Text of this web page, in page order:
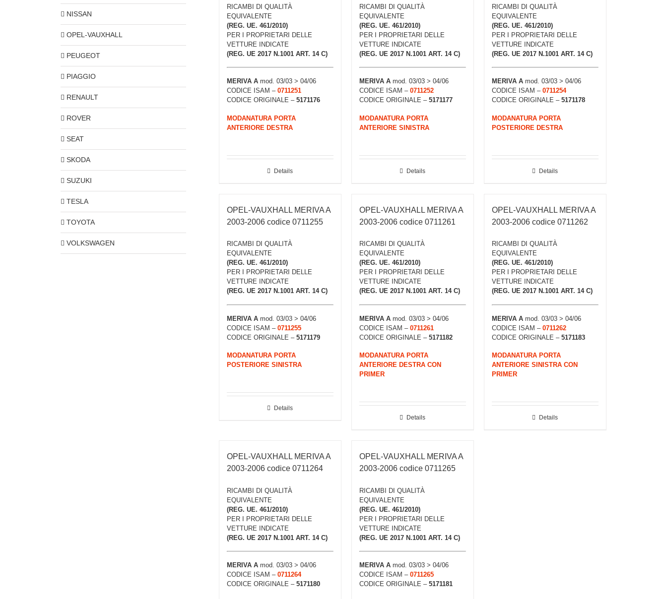
RICAMBI DI QUALITÀ
EQUIVALENTE
(REG. UE. 461/2010)
PER I PROPRIETARI DELLE
VETTURE INDICATE
(REG. UE 2017 N.1001 ART. 14 C)
MERIVA A mod. 03/03 > 04/06
CODICE ISAM – 0711251
CODICE ORIGINALE – 5171176
MODANATURA PORTA
ANTERIORE DESTRA
Details
RICAMBI DI QUALITÀ
EQUIVALENTE
(REG. UE. 461/2010)
PER I PROPRIETARI DELLE
VETTURE INDICATE
(REG. UE 2017 N.1001 ART. 14 C)
MERIVA A mod. 03/03 > 04/06
CODICE ISAM – 0711252
CODICE ORIGINALE – 5171177
MODANATURA PORTA
ANTERIORE SINISTRA
Details
RICAMBI DI QUALITÀ
EQUIVALENTE
(REG. UE. 461/2010)
PER I PROPRIETARI DELLE
VETTURE INDICATE
(REG. UE 2017 N.1001 ART. 14 C)
MERIVA A mod. 03/03 > 04/06
CODICE ISAM – 0711254
CODICE ORIGINALE – 5171178
MODANATURA PORTA
POSTERIORE DESTRA
Details
OPEL-VAUXHALL MERIVA A
2003-2006 codice 0711255
RICAMBI DI QUALITÀ
EQUIVALENTE
(REG. UE. 461/2010)
PER I PROPRIETARI DELLE
VETTURE INDICATE
(REG. UE 2017 N.1001 ART. 14 C)
MERIVA A mod. 03/03 > 04/06
CODICE ISAM – 0711255
CODICE ORIGINALE – 5171179
MODANATURA PORTA
POSTERIORE SINISTRA
Details
OPEL-VAUXHALL MERIVA A
2003-2006 codice 0711261
RICAMBI DI QUALITÀ
EQUIVALENTE
(REG. UE. 461/2010)
PER I PROPRIETARI DELLE
VETTURE INDICATE
(REG. UE 2017 N.1001 ART. 14 C)
MERIVA A mod. 03/03 > 04/06
CODICE ISAM – 0711261
CODICE ORIGINALE – 5171182
MODANATURA PORTA
ANTERIORE DESTRA CON
PRIMER
Details
OPEL-VAUXHALL MERIVA A
2003-2006 codice 0711262
RICAMBI DI QUALITÀ
EQUIVALENTE
(REG. UE. 461/2010)
PER I PROPRIETARI DELLE
VETTURE INDICATE
(REG. UE 2017 N.1001 ART. 14 C)
MERIVA A mod. 03/03 > 04/06
CODICE ISAM – 0711262
CODICE ORIGINALE – 5171183
MODANATURA PORTA
ANTERIORE SINISTRA CON
PRIMER
Details
OPEL-VAUXHALL MERIVA A
2003-2006 codice 0711264
RICAMBI DI QUALITÀ
EQUIVALENTE
(REG. UE. 461/2010)
PER I PROPRIETARI DELLE
VETTURE INDICATE
(REG. UE 2017 N.1001 ART. 14 C)
MERIVA A mod. 03/03 > 04/06
CODICE ISAM – 0711264
CODICE ORIGINALE – 5171180
OPEL-VAUXHALL MERIVA A
2003-2006 codice 0711265
RICAMBI DI QUALITÀ
EQUIVALENTE
(REG. UE. 461/2010)
PER I PROPRIETARI DELLE
VETTURE INDICATE
(REG. UE 2017 N.1001 ART. 14 C)
MERIVA A mod. 03/03 > 04/06
CODICE ISAM – 0711265
CODICE ORIGINALE – 5171181
NISSAN
OPEL-VAUXHALL
PEUGEOT
PIAGGIO
RENAULT
ROVER
SEAT
SKODA
SUZUKI
TESLA
TOYOTA
VOLKSWAGEN